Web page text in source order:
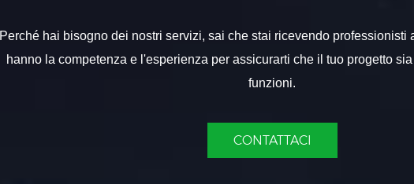
Perché hai bisogno dei nostri servizi, sai che stai ricevendo professionisti
hanno la competenza e l'esperienza per assicurarti che il tuo progetto
funzioni.
CONTATTACI